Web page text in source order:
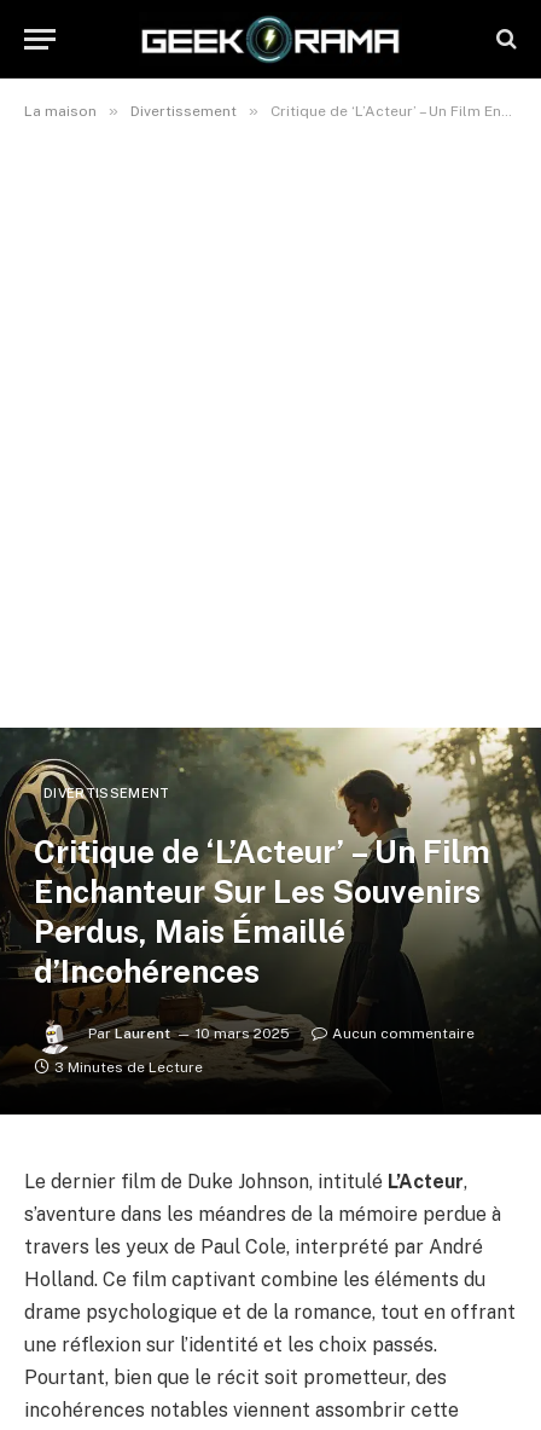
La maison » Divertissement » Critique de ‘L’Acteur’ – Un Film Enchanteur Sur Les Souvenirs Perdus, Mais Émaillé d’Incohérences
DIVERTISSEMENT
Critique de ‘L’Acteur’ – Un Film
Enchanteur Sur Les Souvenirs
Perdus, Mais Émaillé
d’Incohérences
Par Laurent 10 mars 2025
Aucun commentaire
3 Minutes de Lecture
Le dernier film de Duke Johnson, intitulé L’Acteur,
s’aventure dans les méandres de la mémoire perdue à
travers les yeux de Paul Cole, interprété par André
Holland. Ce film captivant combine les éléments du
drame psychologique et de la romance, tout en offrant
une réflexion sur l’identité et les choix passés.
Pourtant, bien que le récit soit prometteur, des
incohérences notables viennent assombrir cette